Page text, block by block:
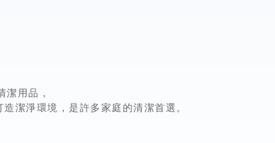
潔用品，
潔淨環境，是許多家庭的清潔首選。